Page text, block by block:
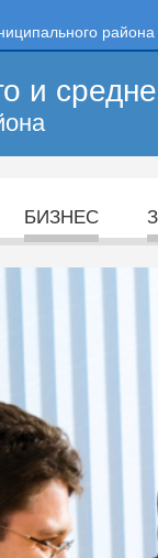
района
и
БИЗНЕС